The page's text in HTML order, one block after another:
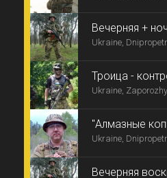
Вечерняя +
Ukraine,
Троица -
Ukraine,
"Алмазные
Ukraine,
Вечерняя